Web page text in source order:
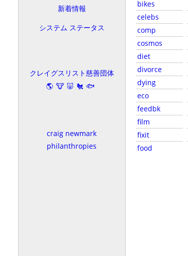
新着情報
システム ステータス
クレイグスリスト慈善団体
🌎🐮🐷🐔🐟
craig newmark
philanthropies
bikes
celebs
comp
cosmos
diet
divorce
dying
eco
feedbk
film
fixit
food